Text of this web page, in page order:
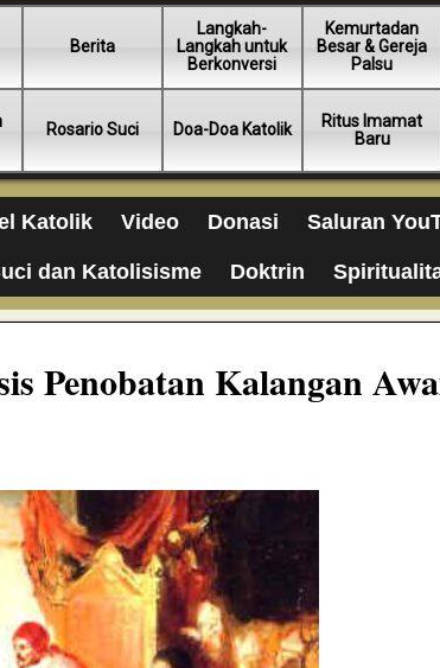
Berita
Langkah-
Langkah untuk
Berkonversi
Kemurtadan
Besar & Gereja
Palsu
Rosario Suci Doa-Doa Katolik
Ritus Imamat
Baru
Katolik Video Donasi Saluran
dan Katolisisme Doktrin
Penobatan Kalangan